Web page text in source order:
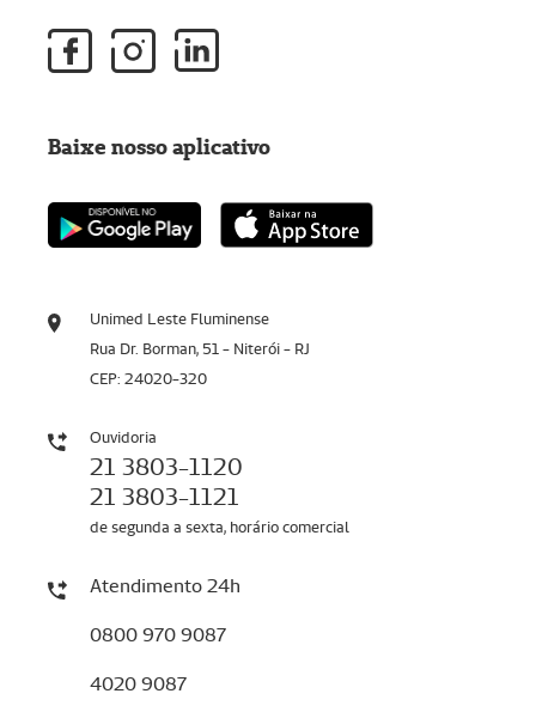
Unimed Leste Fluminense
Rua Dr. Borman, 51 - Niterói - RJ
CEP: 24020-320
Ouvidoria
21 3803-1120
21 3803-1121
de segunda a sexta, horário comercial
Atendimento 24h
0800 970 9087
4020 9087
Baixe nosso aplicativo